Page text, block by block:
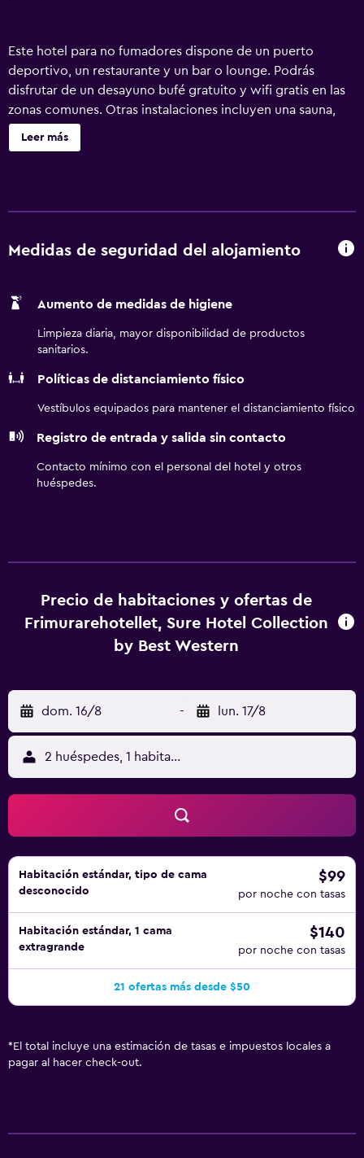
Este hotel para no fumadores dispone de un puerto
deportivo, un restaurante y un bar o lounge. Podrás
disfrutar de un desayuno bufé gratuito y wifi gratis en las
zonas comunes. Otras instalaciones incluyen una sauna,
café o té en las zonas comunes y una zona para
conferencias. Frimurarehotellet, Sure Hotel Collection by
o ducha. Los huéspedes pueden navegar por la web
planchar con plancha. Se ofrece servicio de limpieza
este hotel incluyen sauna. Se pueden practicar las
abajo en las instalaciones o cerca del alojamiento (es
posible que se aplique un recargo).
Leer más
Medidas de seguridad del alojamiento
Aumento de medidas de higiene
Limpieza diaria, mayor disponibilidad de productos
sanitarios.
Políticas de distanciamiento físico
Vestíbulos equipados para mantener el distanciamiento físico
Registro de entrada y salida sin contacto
Contacto mínimo con el personal del hotel y otros
huéspedes.
Precio de habitaciones y ofertas de
Frimurarehotellet, Sure Hotel Collection
by Best Western
dom. 16/8 - lun. 17/8
2 huéspedes, 1 habitación
Habitación estándar, tipo de cama
desconocido
$99
por noche con tasas
Habitación estándar, 1 cama
extragrande
$140
por noche con tasas
21 ofertas más desde $50
* El total incluye una estimación de tasas e impuestos locales a
pagar al hacer check-out.